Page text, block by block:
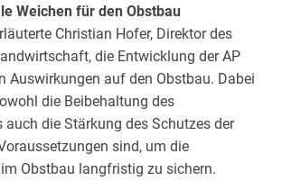
Weichen für den Obstbau
Christian Hofer, Direktor des
die Entwicklung der AP
Auswirkungen auf den Obstbau. Dabei
die Beibehaltung des
auch die Stärkung des Schutzes der
sind, um die
Obstbau langfristig zu sichern.